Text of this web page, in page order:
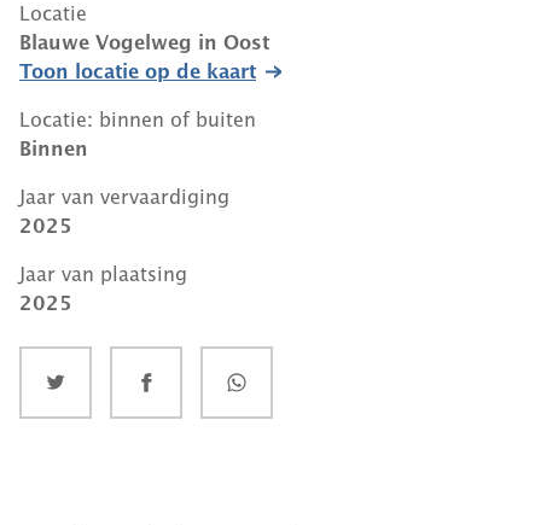
Locatie
Blauwe Vogelweg in Oost
Toon locatie op de kaart
Locatie: binnen of buiten
Binnen
Jaar van vervaardiging
2025
Jaar van plaatsing
2025